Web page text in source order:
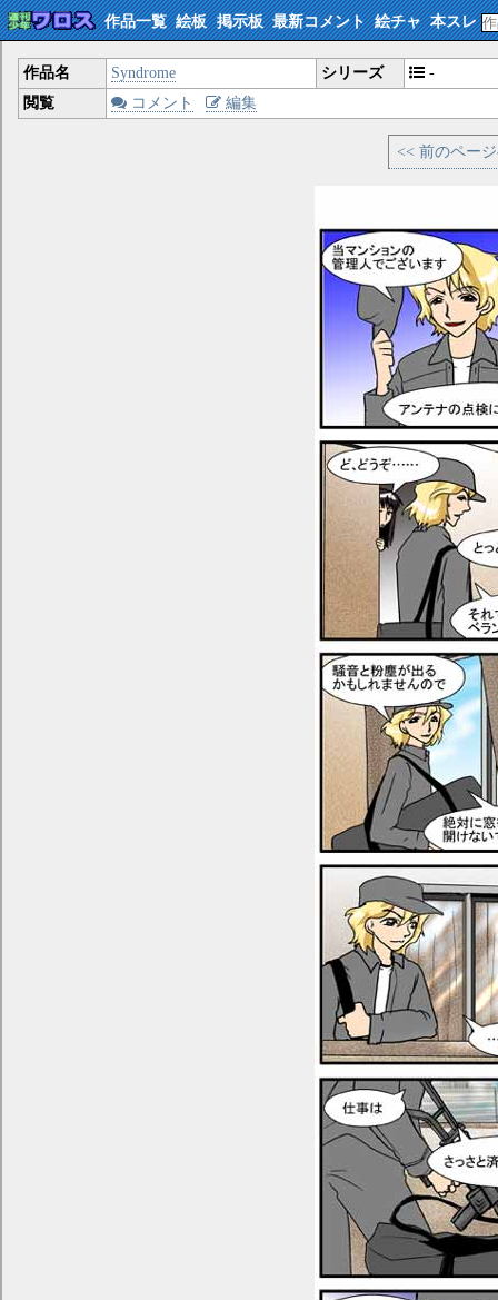
作品一覧 絵板 掲示板 最新コメント 絵チャ 本スレ
作品名 Syndrome シリーズ
-
閲覧
コメント 編集
<< 前のペー